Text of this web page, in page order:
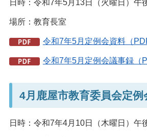
日時：令和7年5月13日（火曜日）午
場所：教育長室
令和7年5月定例会資料（
令和7年5月定例会議事録（
4月鹿屋市教育委員会定例
日時：令和7年4月10日（木曜日）午